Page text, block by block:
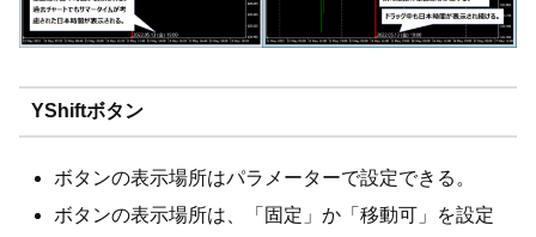
YShiftボタン
ボタンの表示場所はパラメーターで設定できる。
ボタンの表示場所は、「固定」か「移動可」を設定